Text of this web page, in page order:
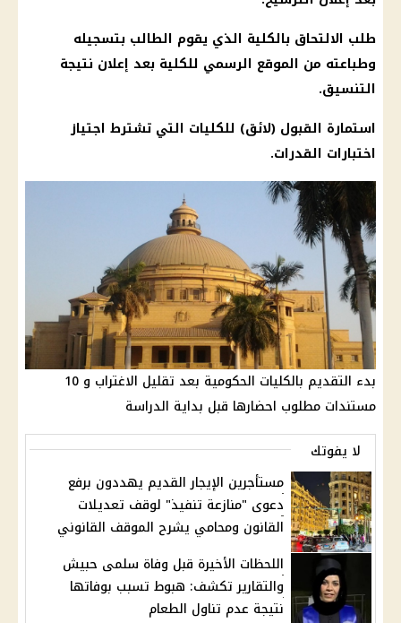
طلب الالتحاق بالكلية الذي يقوم الطالب بتسجيله
وطباعته من الموقع الرسمي للكلية بعد إعلان نتيجة
التنسيق.
استمارة القبول (لائق) للكليات التي تشترط اجتياز
اختبارات القدرات.
بدء التقديم بالكليات الحكومية بعد تقليل الاغتراب و 10
مستندات مطلوب احضارها قبل بداية الدراسة
لا يفوتك
مستأجرين الإيجار القديم يهددون برفع
دعوى "منازعة تنفيذ" لوقف تعديلات
القانون ومحامي يشرح الموقف القانوني
اللحظات الأخيرة قبل وفاة سلمى حبيش
والتقارير تكشف: هبوط تسبب بوفاتها
نتيجة عدم تناول الطعام